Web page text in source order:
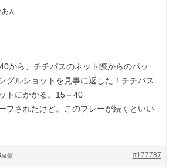
あん
から、チチパスのネット際からのパッ
グルショットを見事に返した！チチパス
トにかかる。15－40
プされたけど。このプレーが続くといい
#177787
返信